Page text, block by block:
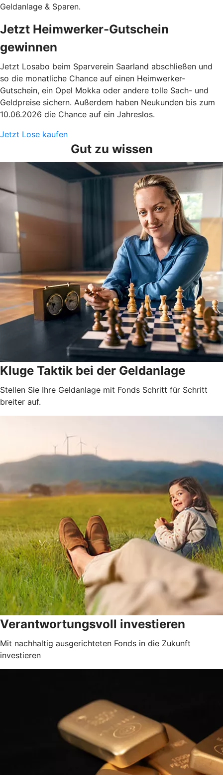
Geldanlage & Sparen.
Jetzt Heimwerker-Gutschein
gewinnen
Jetzt Losabo beim Sparverein Saarland abschließen und
so die monatliche Chance auf einen Heimwerker-
Gutschein, ein Opel Mokka oder andere tolle Sach- und
Geldpreise sichern. Außerdem haben Neukunden bis zum
10.06.2026 die Chance auf ein Jahreslos.
Jetzt Lose kaufen
Gut zu wissen
Kluge Taktik bei der Geldanlage
Stellen Sie Ihre Geldanlage mit Fonds Schritt für Schritt
breiter auf.
Verantwortungsvoll investieren
Mit nachhaltig ausgerichteten Fonds in die Zukunft
investieren